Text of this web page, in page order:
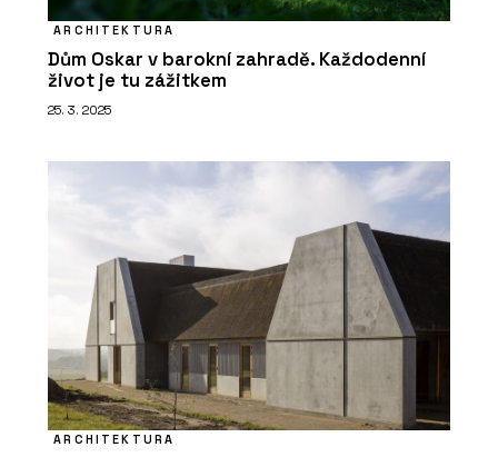
ARCHITEKTURA
Dům Oskar v barokní zahradě. Každodenní
život je tu zážitkem
25. 3. 2025
ARCHITEKTURA